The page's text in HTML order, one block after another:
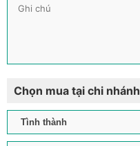
Chọn mua tại chi nhánh